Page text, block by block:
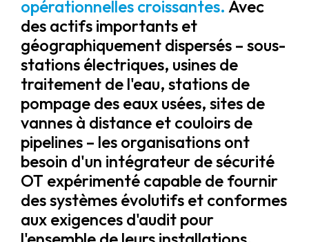
opérationnelles croissantes. Avec
des actifs importants et
géographiquement dispersés – sous-
stations électriques, usines de
traitement de l'eau, stations de
pompage des eaux usées, sites de
vannes à distance et couloirs de
pipelines – les organisations ont
besoin d'un intégrateur de sécurité
OT expérimenté capable de fournir
des systèmes évolutifs et conformes
aux exigences d'audit pour